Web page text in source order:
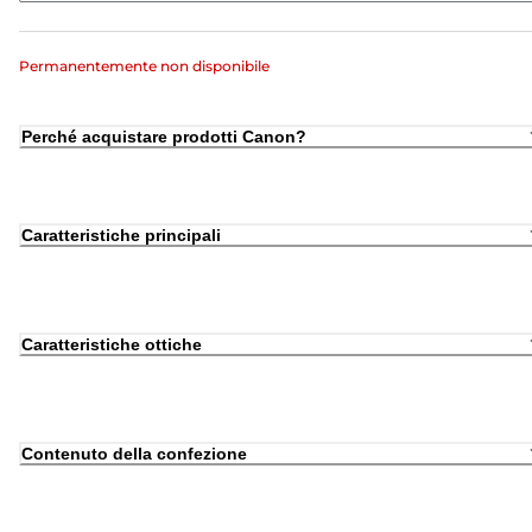
Permanentemente non disponibile
Perché acquistare prodotti Canon?
Caratteristiche principali
Caratteristiche ottiche
Contenuto della confezione